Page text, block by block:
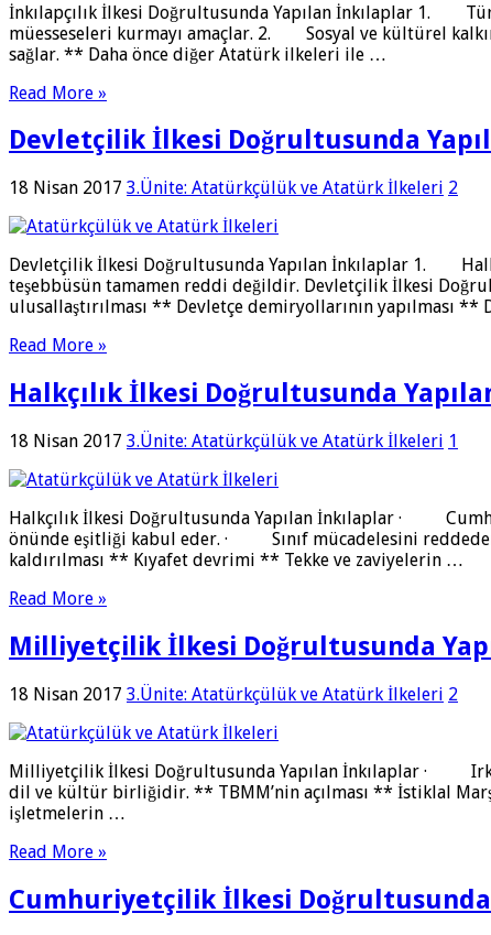
İnkılapçılık İlkesi Doğrultusunda Yapılan İnkılaplar 1.
müesseseleri kurmayı amaçlar. 2. Sosyal ve kültürel
sağlar. ** Daha önce diğer Atatürk ilkeleri ile …
Read More »
Devletçilik İlkesi Doğrultusunda
18 Nisan 2017 3.Ünite: Atatürkçülük ve Atatürk İlkeleri 2
Devletçilik İlkesi Doğrultusunda Yapılan İnkılaplar 1.
teşebbüsün tamamen reddi değildir. Devletçilik İlkesi
ulusallaştırılması ** Devletçe demiryollarının yapılması
Read More »
Halkçılık İlkesi Doğrultusunda
18 Nisan 2017 3.Ünite: Atatürkçülük ve Atatürk İlkeleri 1
Halkçılık İlkesi Doğrultusunda Yapılan İnkılaplar ·
önünde eşitliği kabul eder. · Sınıf mücadelesini
kaldırılması ** Kıyafet devrimi ** Tekke ve zaviyelerin …
Read More »
Milliyetçilik İlkesi Doğrultusunda
18 Nisan 2017 3.Ünite: Atatürkçülük ve Atatürk İlkeleri 2
Milliyetçilik İlkesi Doğrultusunda Yapılan İnkılaplar ·
dil ve kültür birliğidir. ** TBMM’nin açılması ** İstiklal
işletmelerin …
Read More »
Cumhuriyetçilik İlkesi Doğrultusunda